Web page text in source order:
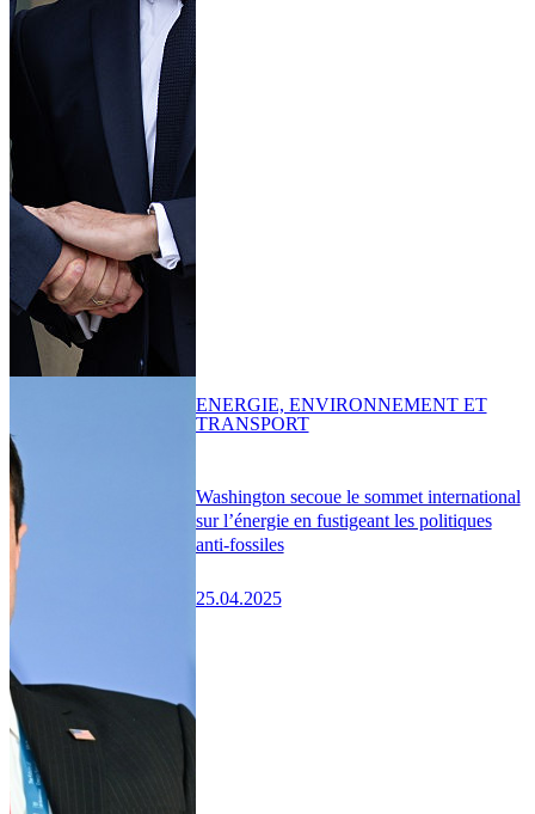
Washington secoue le sommet international
sur l’énergie en fustigeant les politiques
anti-fossiles
25.04.2025
ENERGIE, ENVIRONNEMENT ET
TRANSPORT